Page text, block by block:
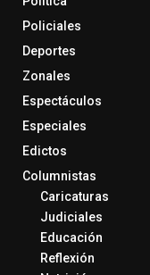
Policiales
Deportes
Zonales
Espectáculos
Especiales
Edictos
Columnistas
Caricaturas
Judiciales
Educación
Reflexión